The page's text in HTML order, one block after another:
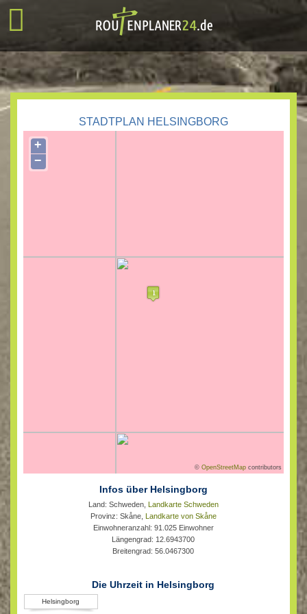
STADTPLAN HELSINGBORG
+
−
©OpenStreetMap contributors
Infos über Helsingborg
Land: Schweden, Landkarte Schweden
Provinz: Skåne, Landkarte von Skåne
Einwohneranzahl: 91.025 Einwohner
Längengrad: 12.6943700
Breitengrad: 56.0467300
Die Uhrzeit in Helsingborg
Helsingborg